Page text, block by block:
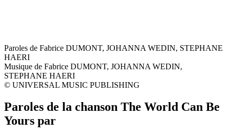
Paroles de Fabrice DUMONT, JOHANNA WEDIN, STEPHANE
HAERI
Musique de Fabrice DUMONT, JOHANNA WEDIN,
STEPHANE HAERI
© UNIVERSAL MUSIC PUBLISHING
Paroles de la chanson The World Can Be
Yours par